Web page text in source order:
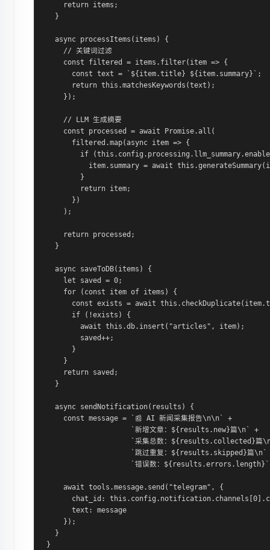
    return items;
  }
  async processItems(items) {
    // 关键词过滤
    const filtered = items.filter(item => {
      const text = `${item.title} ${item.summary}`;
      return this.matchesKeywords(text);
    });
    // LLM 生成摘要
    const processed = await Promise.all(
      filtered.map(async item => {
if
item.summary = await
        }
        return item;
      })
    );
    return processed;
  }
  async saveToDB(items) {
    let saved = 0;
    for (const item of items) {
const exists = await
      if (!exists) {
        await this.db.insert("articles", item);
        saved++;
      }
    }
    return saved;
  }
  async sendNotification(results) {
    const message = `📰 AI 新闻采集报告\n\n` +
                    `新增文章：${results.new}篇\n` +
`采集总数：${results.collected}篇
`跳过重复：${results.skipped}篇\n`
`错误数：
    await tools.message.send("telegram", {
chat_id:
      text: message
    });
  }
}